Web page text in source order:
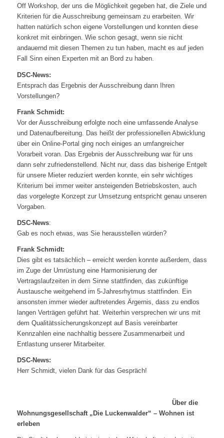
Off Workshop, der uns die Möglichkeit gegeben hat, die Ziele und
Kriterien für die Ausschreibung gemeinsam zu erarbeiten. Wir
hatten natürlich schon eigene Vorstellungen und konnten diese
konkret mit einbringen. Wie schon gesagt, wenn sie nicht
andauernd mit diesen Themen zu tun haben, macht es auf jeden
Fall Sinn einen Experten mit an Bord zu haben.
DSC-News:
Entsprach das Ergebnis der Ausschreibung dann Ihren
Vorstellungen?
Frank Schmidt:
Vor der Ausschreibung erfolgte noch eine umfassende Analyse
und Datenaufbereitung. Das heißt der professionellen Abwicklung
über ein Online-Portal ging noch einiges an umfangreicher
Vorarbeit voran. Das Ergebnis der Ausschreibung war für uns
dann sehr zufriedenstellend. Nicht nur, dass das bisherige Entgelt
für unsere Mieter reduziert werden konnte, ein sehr wichtiges
Kriterium bei immer weiter ansteigenden Betriebskosten, auch
das vorgelegte Konzept zur Umsetzung entspricht genau unseren
Vorgaben.
DSC-News:
Gab es noch etwas, was Sie herausstellen würden?
Frank Schmidt:
Dies gibt es tatsächlich – erreicht werden konnte außerdem, dass
im Zuge der Umrüstung eine Harmonisierung der
Vertragslaufzeiten in dem Sinne stattfinden, das zukünftige
Austausche weitgehend im 5-Jahresrhytmus stattfinden. Ein
ansonsten immer wieder auftretendes Ärgernis, dass zu endlos
langen Verträgen geführt hat. Weiterhin versprechen wir uns mit
dem Qualitätssicherungskonzept auf Basis vereinbarter
Kennzahlen eine nachhaltig bessere Zusammenarbeit und
Entlastung unserer Mitarbeiter.
DSC-News:
Herr Schmidt, vielen Dank für das Gespräch!
Über die
Wohnungsgesellschaft „Die Luckenwalder“ – Wohnen ist
erleben